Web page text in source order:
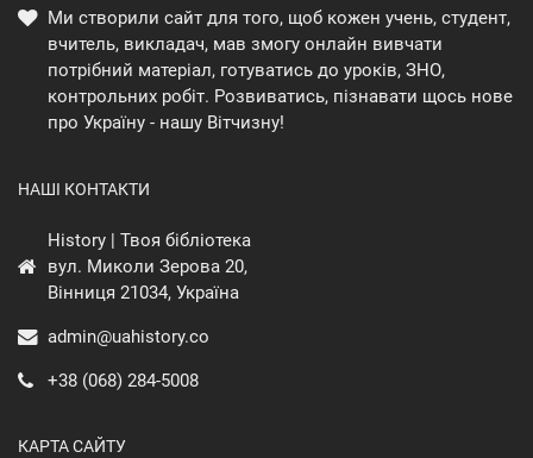
Ми створили сайт для того, щоб кожен учень, студент,
вчитель, викладач, мав змогу онлайн вивчати
потрібний матеріал, готуватись до уроків, ЗНО,
контрольних робіт. Розвиватись, пізнавати щось нове
про Україну - нашу Вітчизну!
НАШІ КОНТАКТИ
History | Твоя бібліотека
вул. Миколи Зерова 20,
Вінниця 21034, Україна
admin@uahistory.co
+38 (068) 284-5008
КАРТА САЙТУ